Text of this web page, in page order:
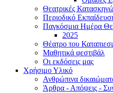
Θεατρικές
Περιοδικό
Παγκόσμια Ημέρα
2025
Θέατρο του
Μαθητικά φεστιβάλ
Οι εκδόσεις μας
Χρήσιμο Υλικό
Ανθρώπινα
Άρθρα - Απόψεις -